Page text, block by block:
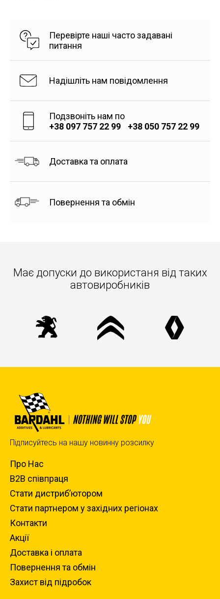
Перевірте наші часто задавані
питання
Надішліть нам повідомлення
Подзвоніть нам по
+38 097 757 22 99
+38 050 757 22 99
Доставка та оплата
Повернення та обмін
Має допуски до використаня вiд таких
автовиробників
Підписуйтесь на нашу новинну розсилку
Про Нас
B2B співпраця
Стати дистриб’ютором
Стати партнером у західних регіонах
Контакти
Акції
Доставка i оплата
Повернення та обмiн
Захист вiд пiдробок